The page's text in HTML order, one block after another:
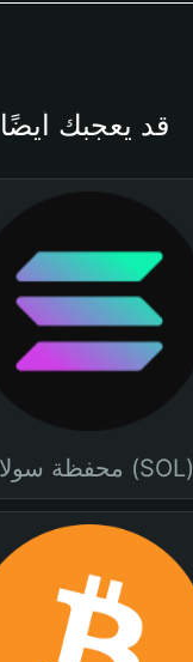
قد يعجبك
محفظة سولانا (SOL)